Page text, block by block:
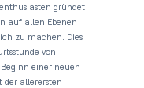
gründet
auf allen Ebenen
zu machen. Dies
von
einer neuen
der allerersten